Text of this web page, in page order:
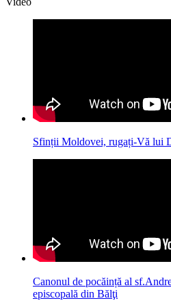
Sfinții Moldovei, rugați-Vă lui
Canonul de pocăință al
episcopală din Bălţi